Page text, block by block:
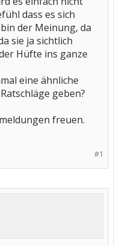
dass es sich
der Meinung, da
sie ja sichtlich
Hüfte ins ganze
eine ähnliche
geben?
freuen.
#1